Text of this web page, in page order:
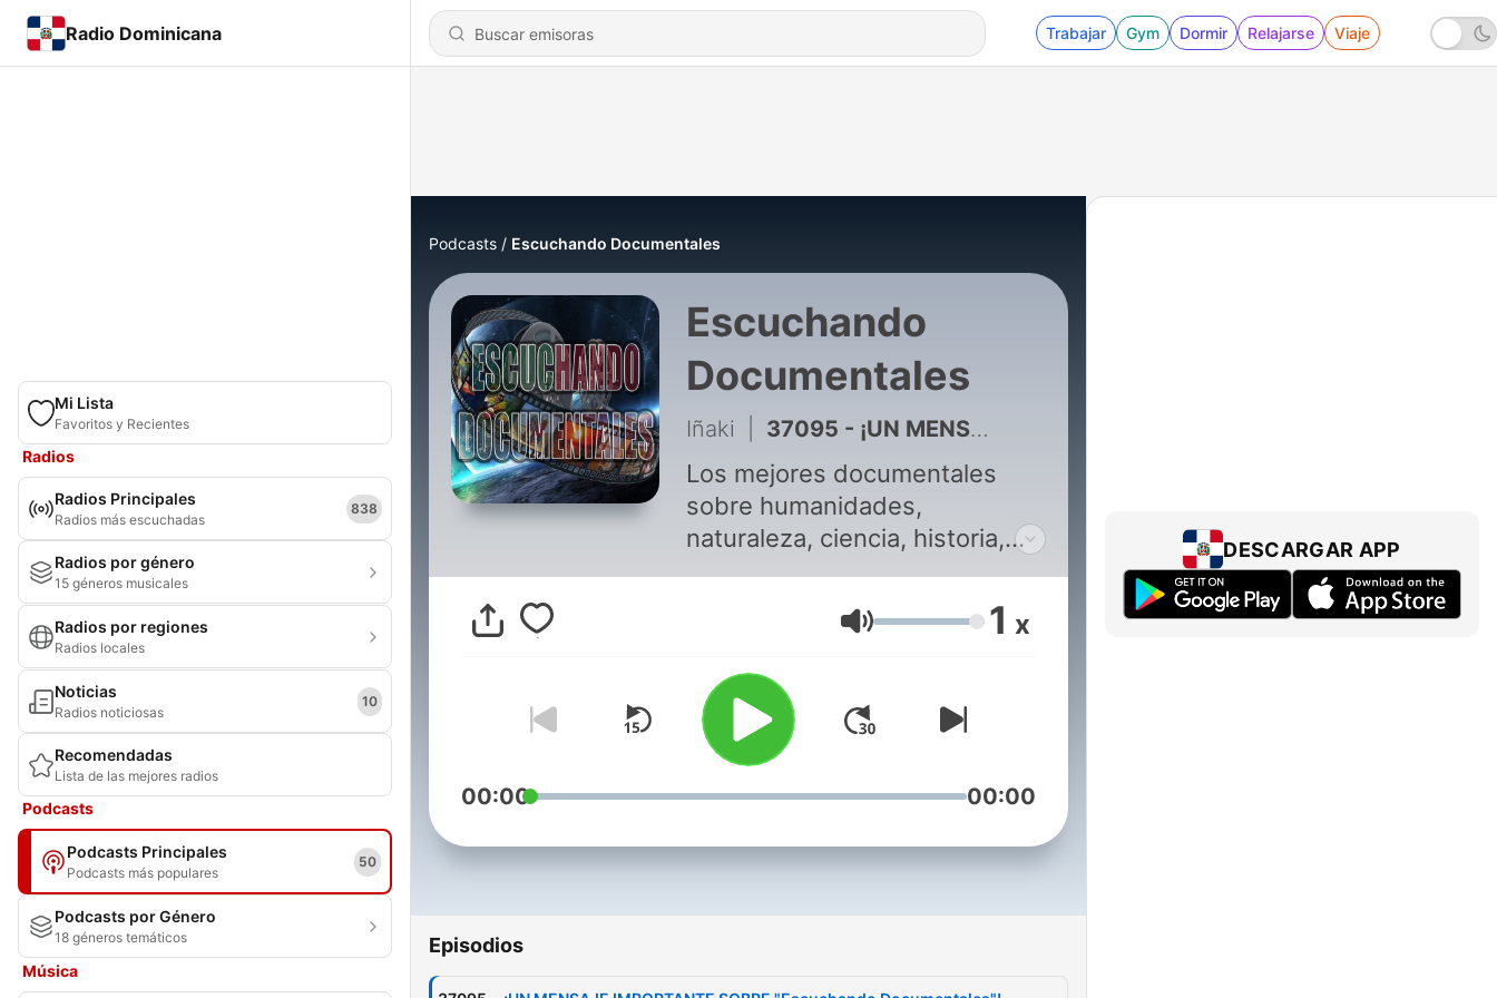
Radio Dominicana Trabajar Gym Dormir Relajarse Viaje
Mi Lista
Favoritos y Recientes
Radios
Radios Principales
Radios más escuchadas
838
Radios por género
15 géneros musicales
Radios por regiones
Radios locales
Noticias
Radios noticiosas
10
Recomendadas
Lista de las mejores radios
Podcasts
Podcasts Principales
Podcasts más populares
50
Podcasts por Género
18 géneros temáticos
Música
Podcasts Escuchando Documentales
Escuchando
Documentales
Iñaki 37095 - ¡UN MENSAJE IMPORTANTE SOBRE "Escuchando Documentales"!
Los mejores documentales
sobre humanidades,
naturaleza, ciencia, historia,
política y astrofisica, para que
los escuches donde y cuando
Volumen 1 x
00:00 00:00
Episodios
DESCARGAR APP